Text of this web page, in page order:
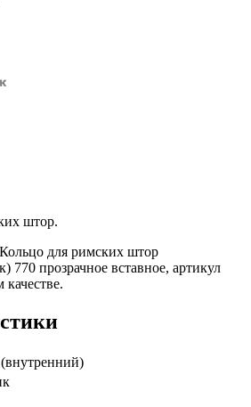
штор.
для римских штор
770 прозрачное вставное, артикул